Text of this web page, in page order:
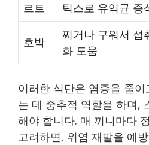
르트
틱스로 유익균 증
호박
찌거나 구워서 섭
화 도움
이러한 식단은 염증을 줄
는 데 중추적 역할을 하며,
해야 합니다. 매 끼니마다
고려하면, 위염 재발을 예